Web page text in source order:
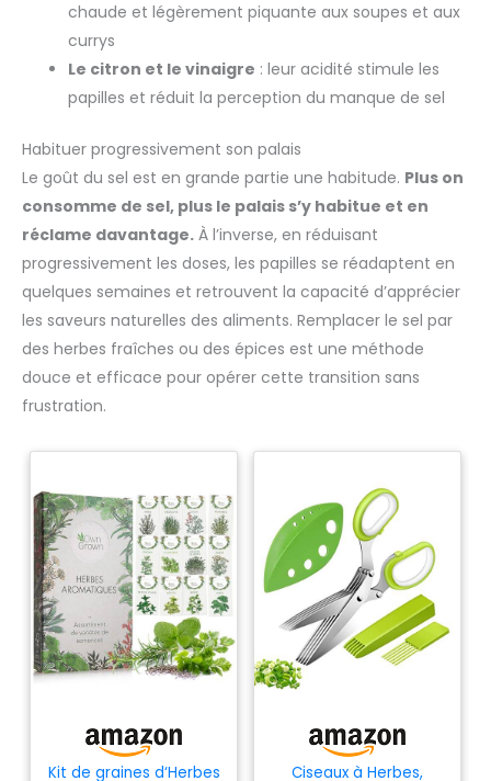
chaude et légèrement piquante aux soupes et aux
currys
Le citron et le vinaigre : leur acidité stimule les
papilles et réduit la perception du manque de sel
Habituer progressivement son palais
Le goût du sel est en grande partie une habitude. Plus on
consomme de sel, plus le palais s’y habitue et en
réclame davantage. À l’inverse, en réduisant
progressivement les doses, les papilles se réadaptent en
quelques semaines et retrouvent la capacité d’apprécier
les saveurs naturelles des aliments. Remplacer le sel par
des herbes fraîches ou des épices est une méthode
douce et efficace pour opérer cette transition sans
frustration.
Kit de graines d‘Herbes Ciseaux à Herbes,